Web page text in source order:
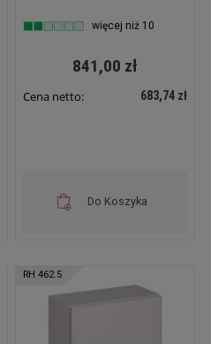
więcej niż 10
841,00 zł
Cena netto: 683,74 zł
Do Koszyka
RH 462.5